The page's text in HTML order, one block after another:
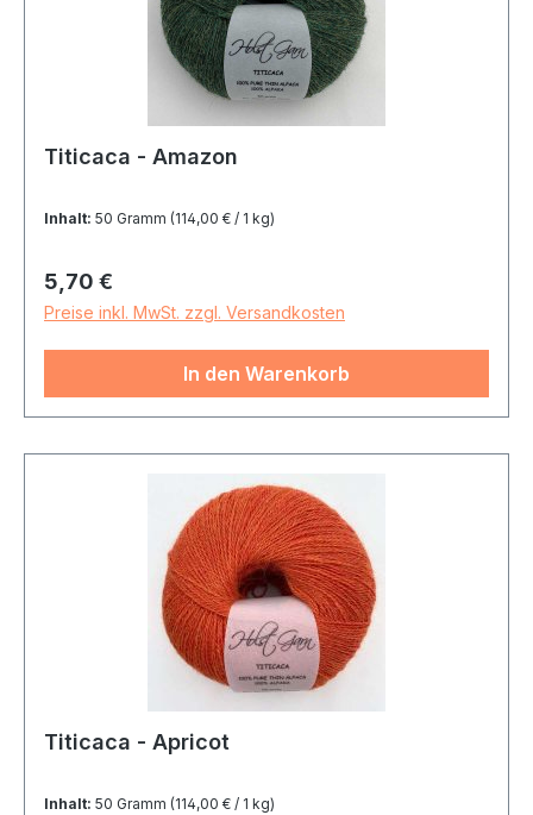
Titicaca - Amazon
Inhalt: 50 Gramm (114,00 € / 1 kg)
Regulärer Preis:
5,70 €
Preise inkl. MwSt. zzgl. Versandkosten
In den Warenkorb
Titicaca - Apricot
Inhalt: 50 Gramm (114,00 € / 1 kg)